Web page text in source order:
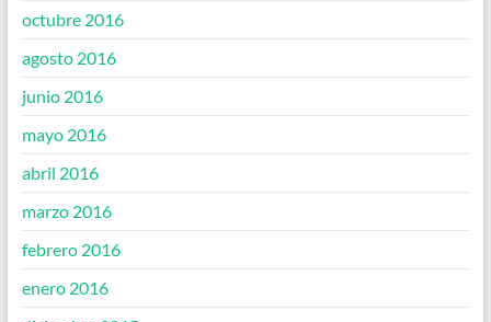
octubre 2016
agosto 2016
junio 2016
mayo 2016
abril 2016
marzo 2016
febrero 2016
enero 2016